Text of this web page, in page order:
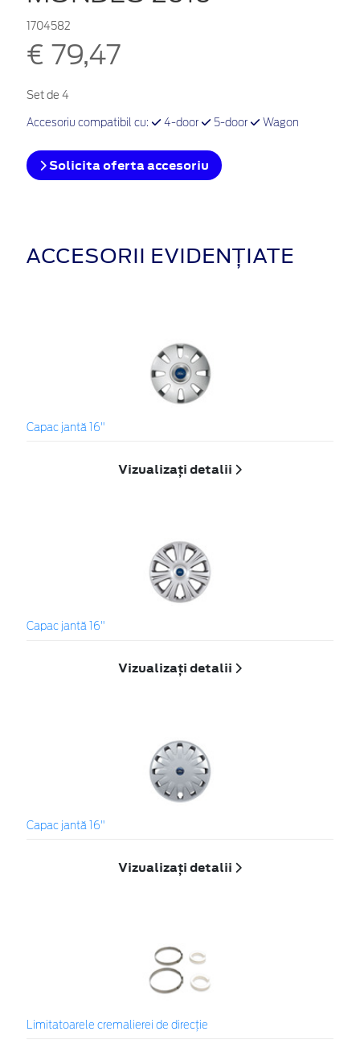
1704582
€ 79,47
Set de 4
Accesoriu compatibil cu: 4-door 5-door Wagon
Solicita oferta accesoriu
ACCESORII EVIDENȚIATE
Capac jantă 16"
Vizualizați detalii
Capac jantă 16"
Vizualizați detalii
Capac jantă 16"
Vizualizați detalii
Limitatoarele cremalierei de direcţie